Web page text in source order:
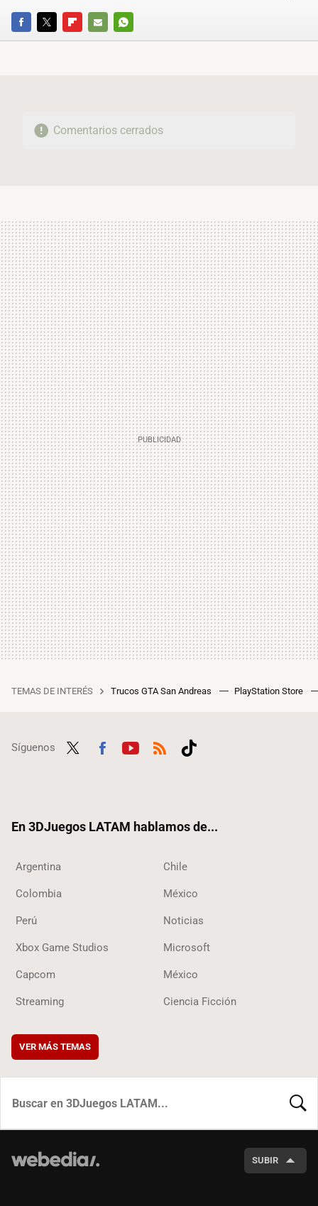
FACEBOOKTWITTERFLIPBOARD
E-
WHATSAPP
Comentarios cerrados
TEMAS DE INTERÉS Trucos GTA San Andreas PlayStation Store
Síguenos
En 3DJuegos LATAM hablamos de...
Argentina Chile
Colombia México
Perú Noticias
Xbox Game Studios Microsoft
Capcom México
Streaming Ciencia Ficción
VER MÁS TEMAS
SUBIR